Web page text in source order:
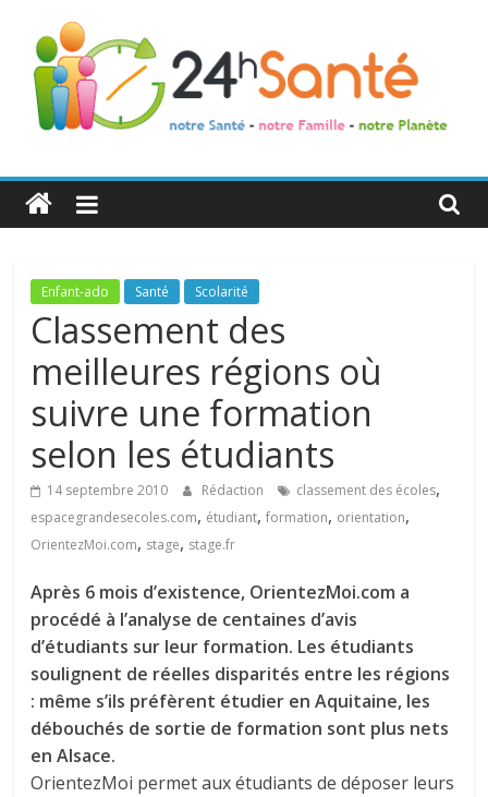
24h
Santé
La
santé
de
toute
famille
Enfant-ado Santé Scolarité
Classement des
meilleures régions où
suivre une formation
selon les étudiants
14 septembre 2010 Rédaction classement des écoles,
espacegrandesecoles.com, étudiant,formation, orientation,
OrientezMoi.com, stage, stage.fr
Après 6 mois d’existence, OrientezMoi.com a
procédé à l’analyse de centaines d’avis
d’étudiants sur leur formation. Les étudiants
soulignent de réelles disparités entre les régions
: même s’ils préfèrent étudier en Aquitaine, les
débouchés de sortie de formation sont plus nets
en Alsace.
OrientezMoi permet aux étudiants de déposer leurs